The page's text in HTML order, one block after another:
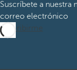
Suscríbete a nuestra
correo electrónico
Suscribirme